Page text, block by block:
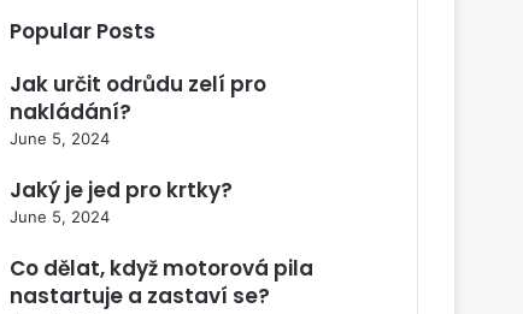
Popular Posts
Jak určit odrůdu zelí pro
nakládání?
June 5, 2024
Jaký je jed pro krtky?
June 5, 2024
Co dělat, když motorová pila
nastartuje a zastaví se?